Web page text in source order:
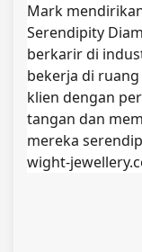
Mark
Serendipity
berkarir di
bekerja di
klien dengan
tangan dan
mereka
wight-